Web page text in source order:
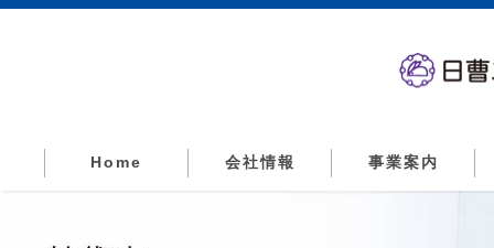
Home 会社情報 事業案内